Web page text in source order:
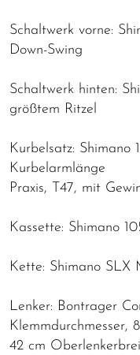
Schaltwerk vorne:
Down-Swing
Schaltwerk hinten:
größtem Ritzel
Kurbelsatz: Shimano
Kurbelarmlänge
Praxis, T47, mit
Kassette: Shimano
Kette: Shimano SLX
Lenker: Bontrager
Klemmdurchmesser,
42 cm